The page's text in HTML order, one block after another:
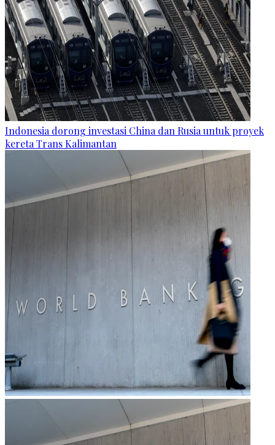
Indonesia dorong investasi China dan Rusia untuk proyek
kereta Trans Kalimantan